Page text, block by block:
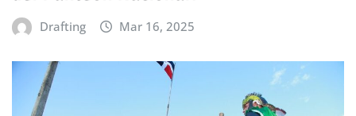
Drafting Mar 16, 2025